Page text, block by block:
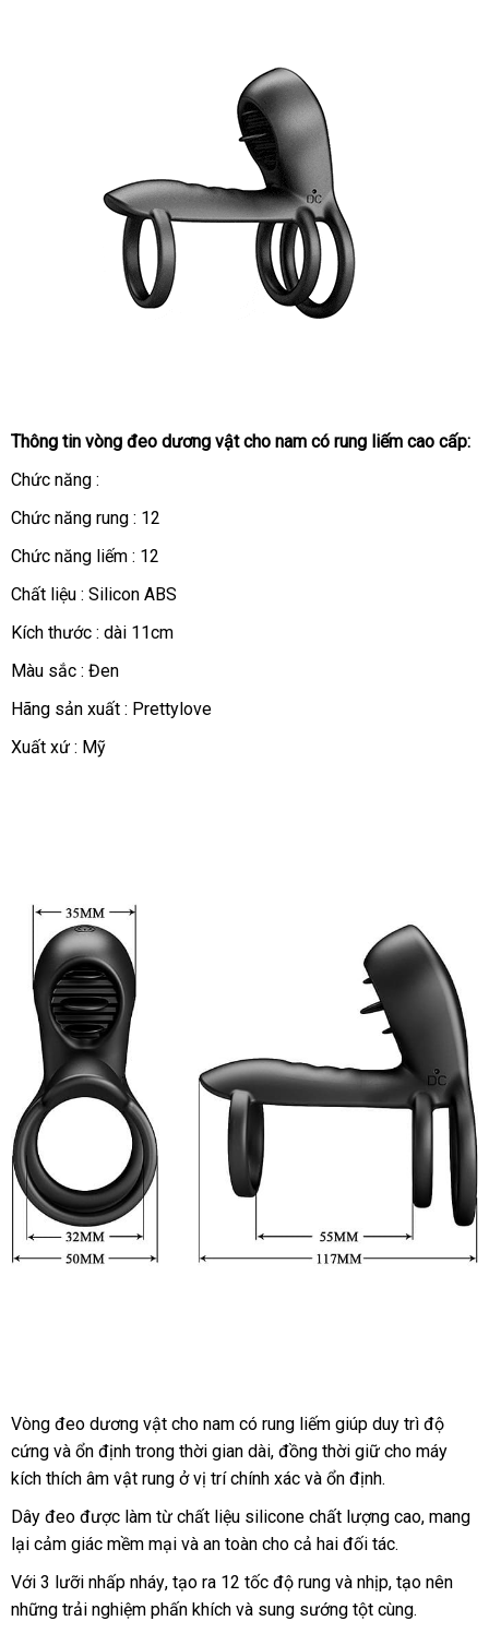
Thông tin vòng đeo dương vật cho nam có rung liếm cao cấp:
Chức năng :
Chức năng rung : 12
Chức năng liếm : 12
Chất liệu : Silicon ABS
Kích thước : dài 11cm
Màu sắc : Đen
Hãng sản xuất : Prettylove
Xuất xứ : Mỹ
Vòng đeo dương vật cho nam có rung liếm giúp duy trì độ
cứng cửa
hàng
và ổn định trong thời gian dàikhuyến
mãi
, đồng thời giữ cho máy
kích thích âm vật rung ở vị trí chính xác đấu
giá
và ổn định.
Dây đeo sử
dụng
được làm từ chất liệu silicone chất lượng caođắt
, mang
lại cảm giác mềm mại so
và an toàn cho cả hai đối tác.
Với 3 lưỡi nhấp nháyđịa
chỉ
, tạo ra 12 tốc độ rung nhập
hàng
và nhịpNhật
Bản
, tạo nên
những trải nghiệm phấn khích kiểm
và sung sướng tột cùng.